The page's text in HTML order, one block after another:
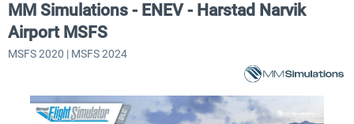
MM Simulations - ENEV - Harstad Narvik
Airport MSFS
MSFS 2020 | MSFS 2024